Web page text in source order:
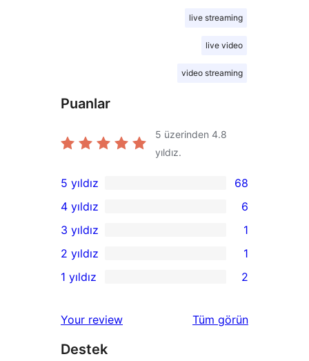
live streaming
live video
video streaming
Puanlar
5 üzerinden 4.8
yıldız.
68
5
yıldızlı
inceleme
5 yıldız 68
4
yıldızlı
inceleme
4 yıldız 6
1
3
yıldızlı
3 yıldız 1
2
inceleme
2 yıldız 1
yıldızlı
inceleme
1 yıldız 2
Your review Tüm değerlendirmeleri
görün
Destek